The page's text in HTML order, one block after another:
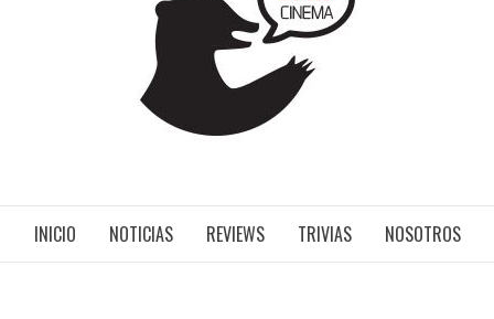
INICIO NOTICIAS REVIEWS TRIVIAS NOSOTROS